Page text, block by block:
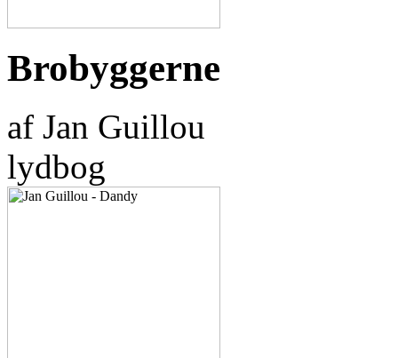
Brobyggerne
af Jan Guillou
lydbog